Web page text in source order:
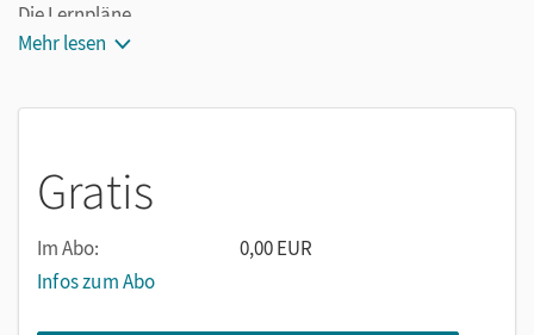
Die Lernpläne
Schüler anpassen
vereinfachen die Arbeit
Mehr lesen
Gratis
Im Abo:
0,00 EUR
Infos zum Abo